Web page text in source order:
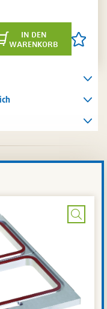
in den
warenkorb
Artikel
setzen
Bild